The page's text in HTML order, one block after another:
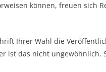
können, freuen sich
Ihrer Wahl die
ist das nicht ungewöhnlich.